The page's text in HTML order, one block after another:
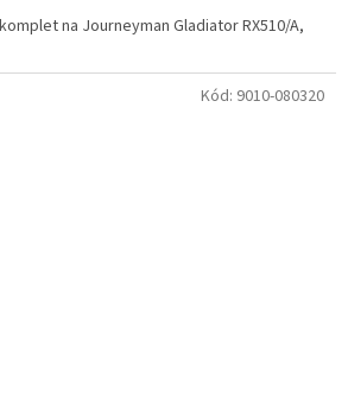
na Journeyman Gladiator RX510/A,
Kód: 9010-080320